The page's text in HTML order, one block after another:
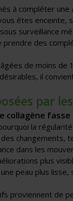
à compléter
êtes enceinte,
surveillance
des
de moins de
il
par
collagène
la
changements,
dans les
plus
peau plus
proviennent de